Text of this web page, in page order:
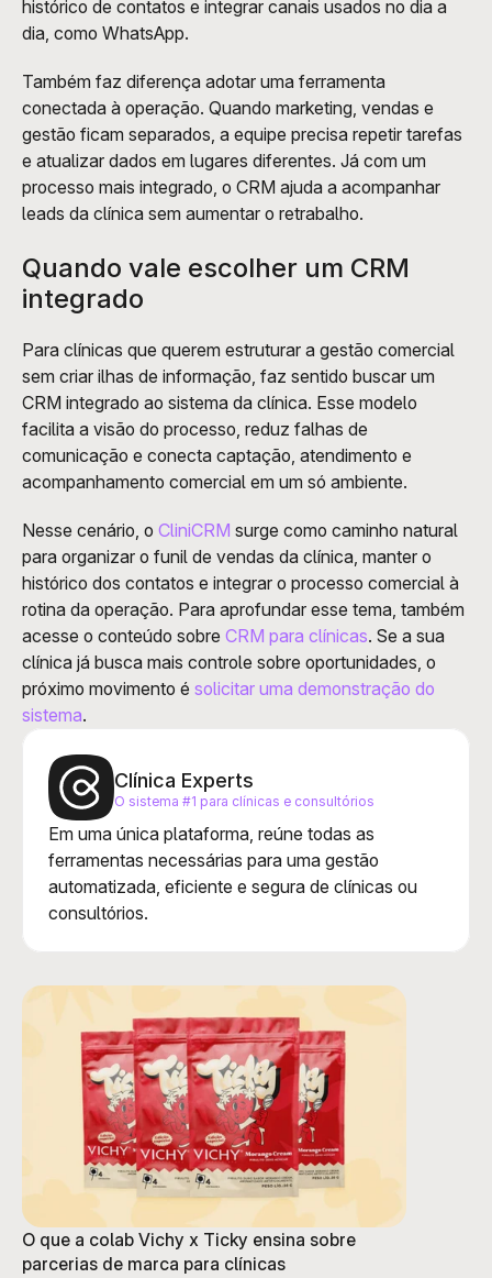
histórico de contatos e integrar canais usados no dia a
dia, como WhatsApp.
Também faz diferença adotar uma ferramenta
conectada à operação. Quando marketing, vendas e
gestão ficam separados, a equipe precisa repetir tarefas
e atualizar dados em lugares diferentes. Já com um
processo mais integrado, o CRM ajuda a acompanhar
leads da clínica sem aumentar o retrabalho.
Quando vale escolher um CRM
integrado
Para clínicas que querem estruturar a gestão comercial
sem criar ilhas de informação, faz sentido buscar um
CRM integrado ao sistema da clínica. Esse modelo
facilita a visão do processo, reduz falhas de
comunicação e conecta captação, atendimento e
acompanhamento comercial em um só ambiente.
Nesse cenário, o CliniCRM surge como caminho natural
para organizar o funil de vendas da clínica, manter o
histórico dos contatos e integrar o processo comercial à
rotina da operação. Para aprofundar esse tema, também
acesse o conteúdo sobre CRM para clínicas. Se a sua
clínica já busca mais controle sobre oportunidades, o
próximo movimento é solicitar uma demonstração do
sistema.
Clínica Experts
O sistema #1 para clínicas e consultórios
Em uma única plataforma, reúne todas as
ferramentas necessárias para uma gestão
automatizada, eficiente e segura de clínicas ou
consultórios.
O que a colab Vichy x Ticky ensina sobre
parcerias de marca para clínicas